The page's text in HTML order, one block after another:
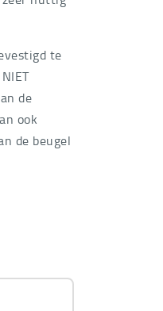
te
de
ook
de beugel